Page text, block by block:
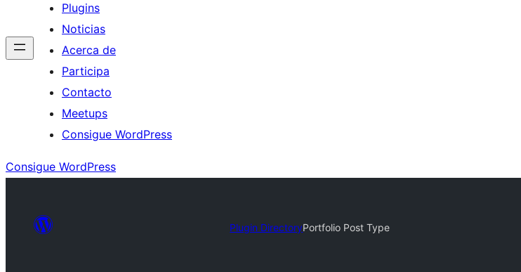
Plugins
Noticias
Acerca de
Participa
Contacto
Meetups
Consigue WordPress
Consigue WordPress
Plugin DirectoryPortfolio Post Type